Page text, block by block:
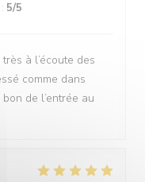
: 5/5
à l’écoute des
comme dans
de l’entrée au